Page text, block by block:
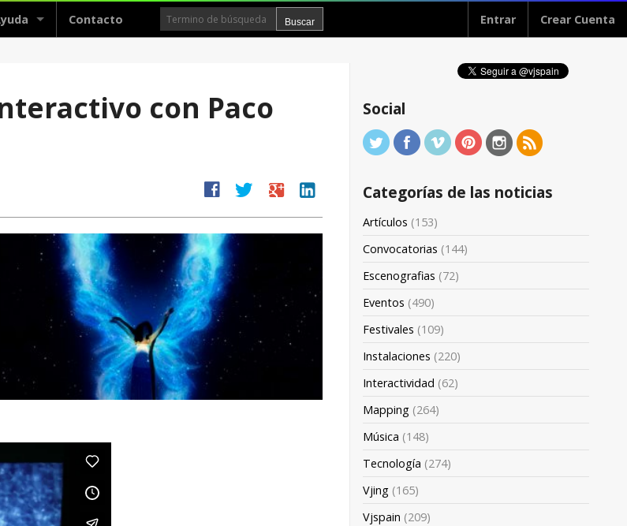
Contacto Entrar Crear Cuenta
con Paco
facebook twitter google linkedin
Social
Categorías de las noticias
Artículos (153)
Convocatorias (144)
Escenografias (72)
Eventos (490)
Festivales (109)
Instalaciones (220)
Interactividad (62)
Mapping (264)
Música (148)
Tecnología (274)
Vjing (165)
Vjspain (209)